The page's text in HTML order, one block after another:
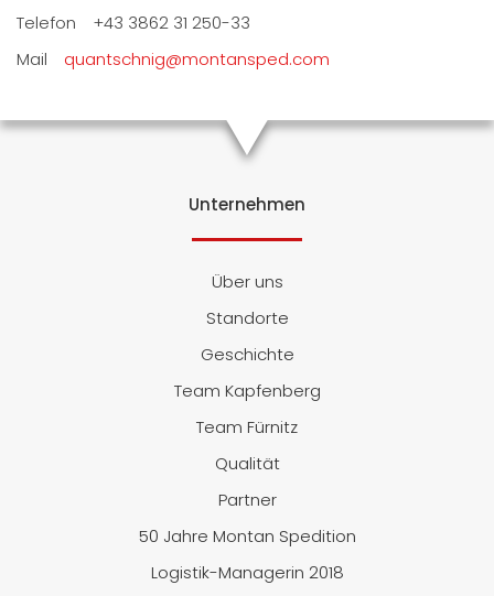
Telefon
+43 3862 31 250-33
Mail
quantschnig@montansped.com
Unternehmen
Über uns
Standorte
Geschichte
Team Kapfenberg
Team Fürnitz
Qualität
Partner
50 Jahre Montan Spedition
Logistik-Managerin 2018